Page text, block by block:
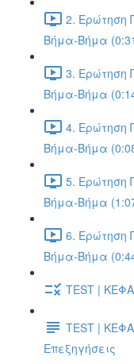
2. Ερώτηση
Βήμα-Βήμα
3. Ερώτηση
Βήμα-Βήμα
4. Ερώτηση
Βήμα-Βήμα
5. Ερώτηση
Βήμα-Βήμα
6. Ερώτηση
Βήμα-Βήμα
TEST |
TEST |
Επεξηγήσεις